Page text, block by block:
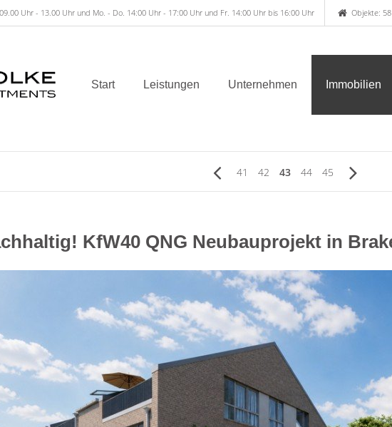
Uhr - 13.00 Uhr und Mo. - Do. 14:00 Uhr - 17:00 Uhr und Fr. 14:00 Uhr bis 16:00 Uhr Objekte: 58
Start Leistungen Unternehmen Immobilien
41 42 43 44 45
KfW40 QNG Neubauprojekt in